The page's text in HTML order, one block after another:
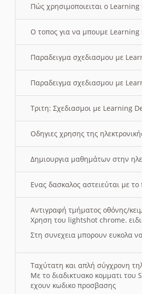
Πώς χρησιμοποιειται ο
O τοπος για να μπουμε
Παραδειγμα σχεδιασμου με
Παραδειγμα σχεδιασμου με
Τριτη: Σχεδιασμοι με Learning
Οδηγιες χρησης της
Δημιουργια μαθημάτων στην
Ενας δασκαλος αστειεύται με
Αντιγραφή τμήματος οθόνης/
Χρηση του lightshot chrome.
Στη συνεχεια μπορουν ευκολα
Ταχύτατη και απλή σύγχρονη
Με το διαδικτυακο κομματι
εχουν κωδικο προσβασης